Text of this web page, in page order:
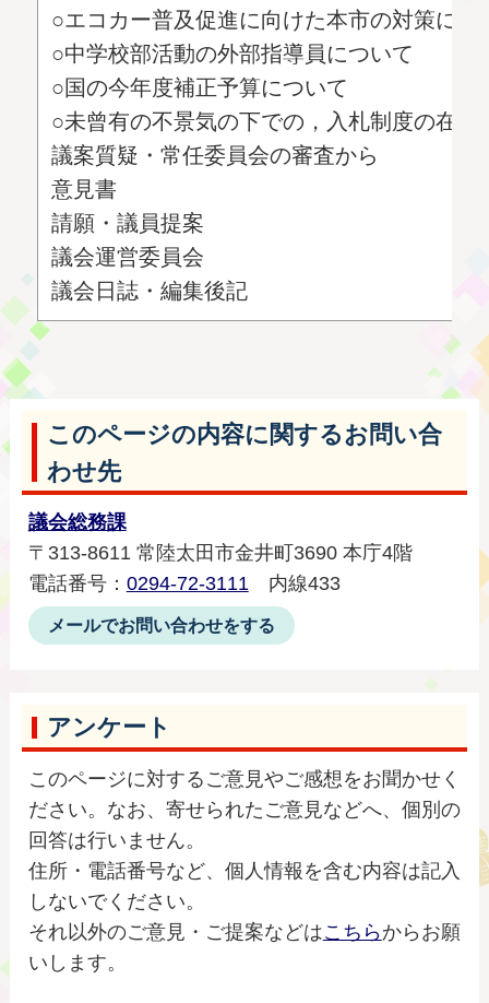
○エコカー普及促進に向けた本市の対策につ
○中学校部活動の外部指導員について
○国の今年度補正予算について
○未曾有の不景気の下での，入札制度の在り
議案質疑・常任委員会の審査から
意見書
請願・議員提案
議会運営委員会
議会日誌・編集後記
このページの内容に関するお問い合
わせ先
議会総務課
〒313-8611 常陸太田市金井町3690 本庁4階
電話番号： 0294-72-3111内線433
メールでお問い合わせをする
アンケート
このページに対するご意見やご感想をお聞かせく
ださい。なお、寄せられたご意見などへ、個別の
回答は行いません。
住所・電話番号など、個人情報を含む内容は記入
しないでください。
それ以外のご意見・ご提案などはこちらからお願
いします。